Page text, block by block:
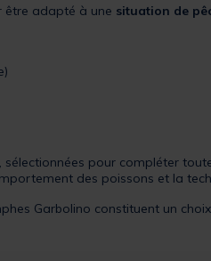
être adapté à une situation de
, sélectionnées pour compléter
des poissons et la
Garbolino constituent un